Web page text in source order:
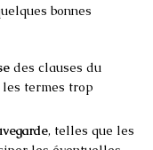
bonnes
des clauses du
termes trop
, telles que les